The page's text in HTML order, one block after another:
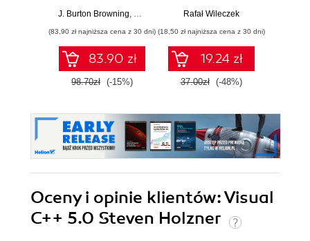
J. Burton Browning Bruce Sutherland
(83,90 zł najniższa cena z 30 dni)
83.90 zł
98.70zł (-15%)
Rafał Wileczek
(18,50 zł najniższa cena z 30 dni)
19.24 zł
37.00zł (-48%)
Oceny i opinie klientów: Visual
C++ 5.0 Steven Holzner